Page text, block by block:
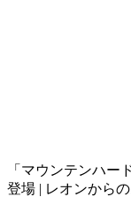
「マウンテンハー
登場 | レオンから